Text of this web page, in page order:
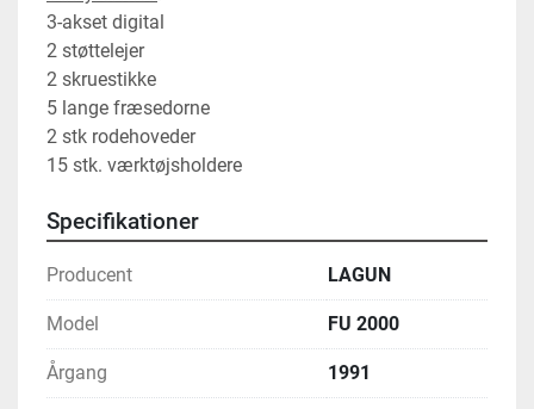
3-akset digital
2 støttelejer
2 skruestikke
5 lange fræsedorne
2 stk rodehoveder
15 stk. værktøjsholdere
Specifikationer
Producent LAGUN
Model FU 2000
Årgang 1991